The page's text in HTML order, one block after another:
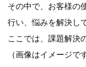
その中で、お客様の
行い、悩みを解決し
ここでは、課題解決
（画像はイメージで